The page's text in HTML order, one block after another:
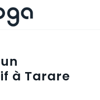
à Tarare